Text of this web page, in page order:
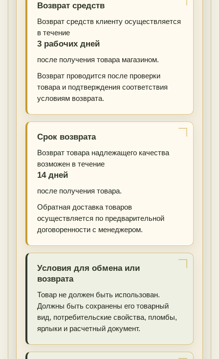
Возврат средств
Возврат средств клиенту осуществляется
в течение
3 рабочих дней
после получения товара магазином.
Возврат проводится после проверки
товара и подтверждения соответствия
условиям возврата.
Срок возврата
Возврат товара надлежащего качества
возможен в течение
14 дней
после получения товара.
Обратная доставка товаров
осуществляется по предварительной
договоренности с менеджером.
Условия для обмена или
возврата
Товар не должен быть использован.
Должны быть сохранены его товарный
вид, потребительские свойства, пломбы,
ярлыки и расчетный документ.